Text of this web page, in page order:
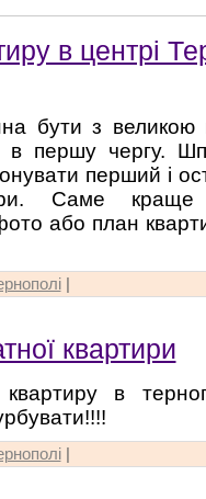
в центрі
бути з великою
в першу чергу.
перший і
Саме
або план
|
квартири
в
|